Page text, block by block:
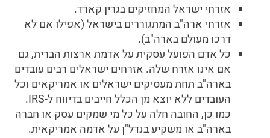
אזרחי ישראל המחזיקים בגרין קארד.
אזרחי ארה"ב המתגוררים בישראל (אפילו אם לא
דרכו מעולם בארה"ב).
כל אדם הפועל עסקית על אדמת ארצות הברית, גם
אם אינו אזרח שלה. אזרחים ישראלים רבים עובדים
בארה"ב תחת מעסיקים ישראלים או אמריקאים וכל
העובדים ללא יוצא מן הכלל חייבים בדיווח ל-IRS.
כמו כן, החובה חלה על כל מי שמקים עסק או חברה
בארה"ב או משקיע בנדל"ן על אדמה אמריקאית.